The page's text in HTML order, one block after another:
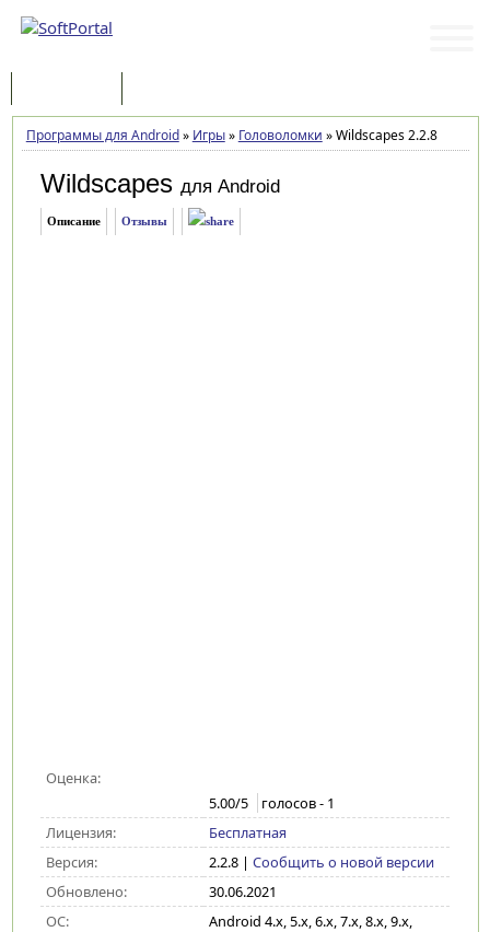
Программы для Android» Игры» Головоломки »Wildscapes 2.2.8
Wildscapes для Android
Описание Отзывы
Оценка:
5.00/5 голосов - 1
Лицензия:
Бесплатная
Версия:
2.2.8| Сообщить о новой версии
Обновлено:
30.06.2021
ОС:
Android 4.x, 5.x, 6.x, 7.x, 8.x, 9.x,